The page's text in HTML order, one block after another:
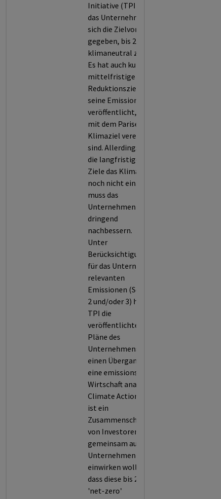
Initiative (TPI) hat
das Unternehmen
sich die Zielvorgabe
gegeben, bis 2050
klimaneutral zu sein.
Es hat auch kurz- und
mittelfristige
Reduktionsziele für
seine Emissionen
veröffentlicht, die
mit dem Pariser
Klimaziel vereinbar
sind. Allerdings lösen
die langfristigen
Ziele das Klimaziel
noch nicht ein. Hier
muss das
Unternehmen
dringend
nachbessern.
Unter
Berücksichtigung der
für das Unternehmen
relevanten
Emissionen (Scope 1,
2 und/oder 3) hat die
TPI die
veröffentlichten
Pläne des
Unternehmens für
einen Übergang in
eine emissionsarme
Wirtschaft analysiert.
Climate Action 100+
ist ein
Zusammenschluss
von Investoren, die
gemeinsam auf
Unternehmen
einwirken wollen,
dass diese bis 2050
'net-zero'